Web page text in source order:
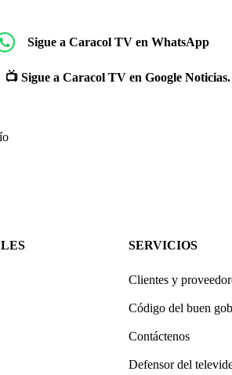
Sigue a Caracol TV en WhatsApp
📺 Sigue a Caracol TV en Google Noticias.
SERVICIOS
Clientes y
Código del buen
Contáctenos
Defensor del